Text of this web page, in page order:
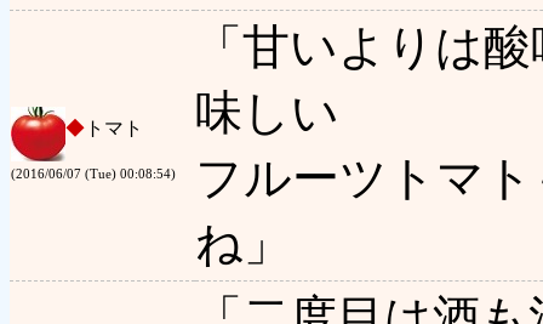
◆ トマト
(2016/06/07 (Tue) 00:08:54)
「甘いよりは
味しい
フルーツトマ
ね」